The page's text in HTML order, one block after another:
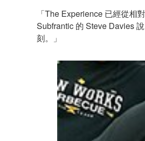
「The Experience 已經從相
Subfrantic 的 Steve Davies
刻。」